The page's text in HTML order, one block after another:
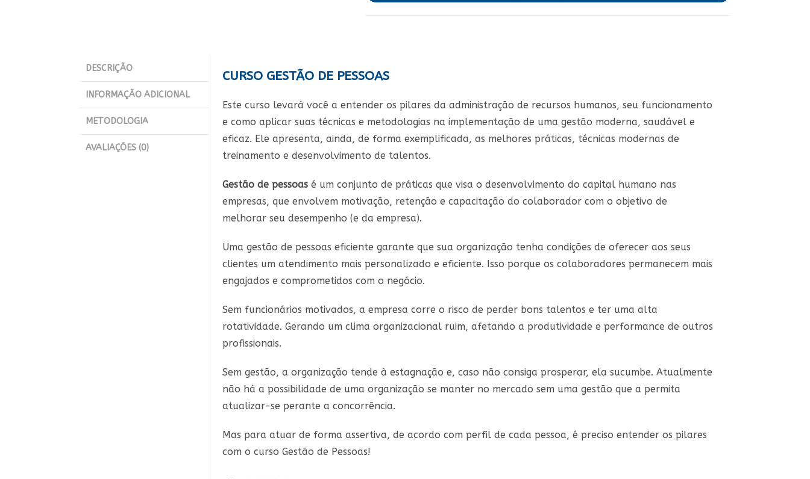
DESCRIÇÃO
INFORMAÇÃO ADICIONAL
METODOLOGIA
AVALIAÇÕES (0)
CURSO GESTÃO DE PESSOAS
Este curso levará você a entender os pilares da administração de recursos humanos, seu funcionamento
e como aplicar suas técnicas e metodologias na implementação de uma gestão moderna, saudável e
eficaz. Ele apresenta, ainda, de forma exemplificada, as melhores práticas, técnicas modernas de
treinamento e desenvolvimento de talentos.
Gestão de pessoas é um conjunto de práticas que visa o desenvolvimento do capital humano nas
empresas, que envolvem motivação, retenção e capacitação do colaborador com o objetivo de
melhorar seu desempenho (e da empresa).
Uma gestão de pessoas eficiente garante que sua organização tenha condições de oferecer aos seus
clientes um atendimento mais personalizado e eficiente. Isso porque os colaboradores permanecem mais
engajados e comprometidos com o negócio.
Sem funcionários motivados, a empresa corre o risco de perder bons talentos e ter uma alta
rotatividade. Gerando um clima organizacional ruim, afetando a produtividade e performance de outros
profissionais.
Sem gestão, a organização tende à estagnação e, caso não consiga prosperar, ela sucumbe. Atualmente
não há a possibilidade de uma organização se manter no mercado sem uma gestão que a permita
atualizar-se perante a concorrência.
Mas para atuar de forma assertiva, de acordo com perfil de cada pessoa, é preciso entender os pilares
com o curso Gestão de Pessoas!